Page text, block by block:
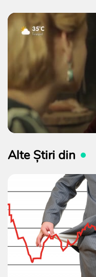
Alte Știri din